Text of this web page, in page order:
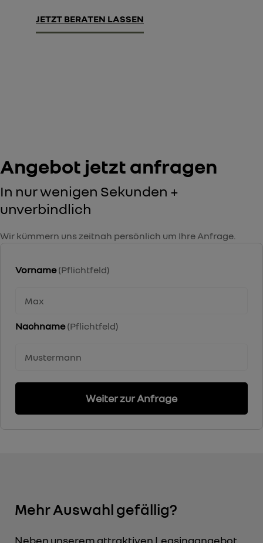
JETZT BERATEN LASSEN
Angebot jetzt anfragen
In nur wenigen Sekunden +
unverbindlich
Wir kümmern uns zeitnah persönlich um Ihre Anfrage.
Vorname(Pflichtfeld)
Nachname(Pflichtfeld)
Weiter zur Anfrage
Mehr Auswahl gefällig?
Neben unserem attraktiven Leasingangebot